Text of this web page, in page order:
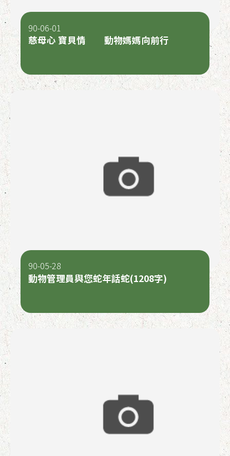
慈母心 寶貝情 動物媽媽向前行
90-06-01
動物管理員與您蛇年話蛇(1208字)
90-05-28